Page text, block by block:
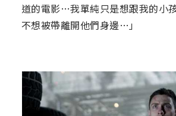
道的電影…我單純只是想跟我的小
不想被帶離開他們身邊…」